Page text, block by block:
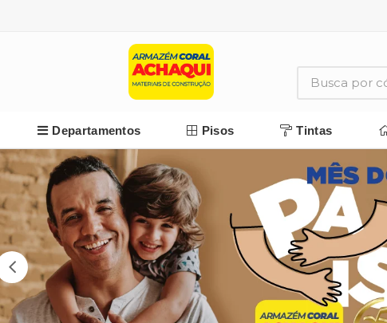
Departamentos Pisos Tintas